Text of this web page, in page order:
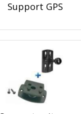
Support GPS